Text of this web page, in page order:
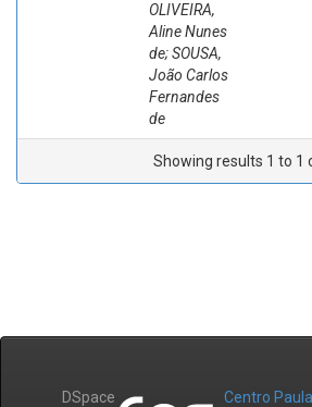
OLIVEIRA,
Aline Nunes
de; SOUSA,
João Carlos
Fernandes
de
Showing results 1 to 1
DSpace
Centro Paula